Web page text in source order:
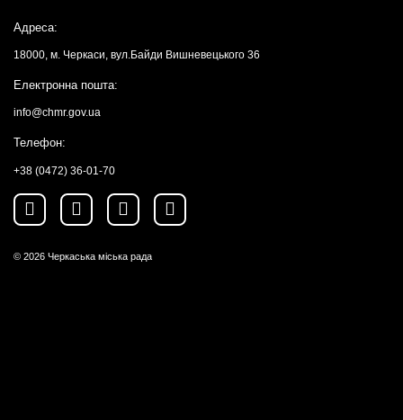
Адреса:
18000, м. Черкаси, вул.Байди Вишневецького 36
Електронна пошта:
info@chmr.gov.ua
Телефон:
+38 (0472) 36-01-70
© 2026 Черкаська міська рада